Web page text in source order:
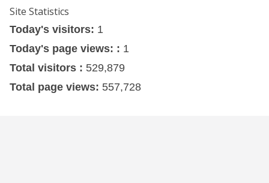
Site Statistics
Today's visitors: 1
Today's page views: : 1
Total visitors : 529,879
Total page views: 557,728